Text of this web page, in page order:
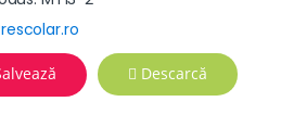
Descarcă